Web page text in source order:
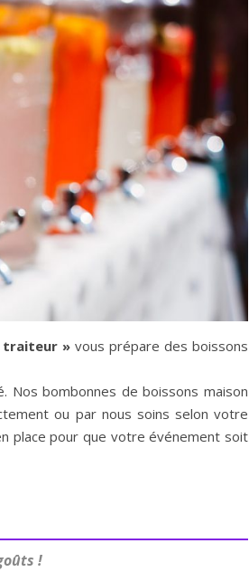
traiteur » vous prépare des boissons
Nos bombonnes de boissons maison
ou par nous soins selon votre
place pour que votre événement soit
!